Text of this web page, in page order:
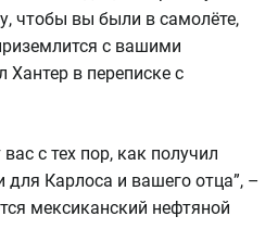
чтобы вы были в самолёте,
с вашими
Хантер в переписке с
с тех пор, как получил
для Карлоса и вашего отца”, –
мексиканский нефтяной